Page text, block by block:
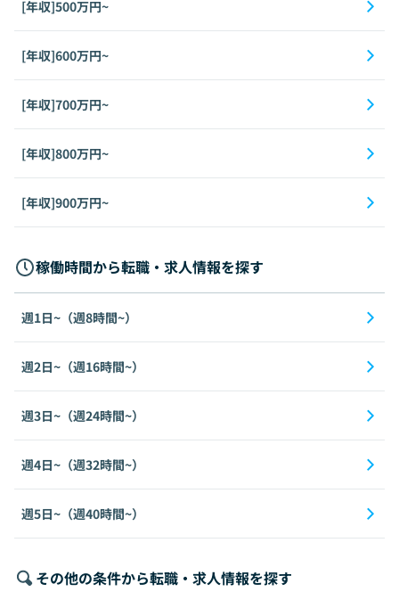
[年収]500万円~
[年収]600万円~
[年収]700万円~
[年収]800万円~
[年収]900万円~
稼働時間から転職・求人情報を探す
週1日~（週8時間~）
週2日~（週16時間~）
週3日~（週24時間~）
週4日~（週32時間~）
週5日~（週40時間~）
その他の条件から転職・求人情報を探す